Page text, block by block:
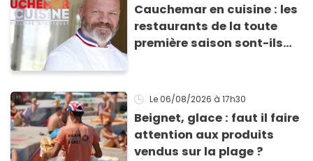
Cauchemar en cuisine : les
restaurants de la toute
première saison sont-ils
Le 06/08/2026 à 17h30
Beignet, glace : faut il faire
attention aux produits
vendus sur la plage ?